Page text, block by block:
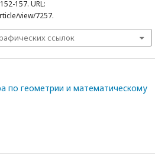
157. URL:
view/7257.
ссылок
по геометрии и математическому